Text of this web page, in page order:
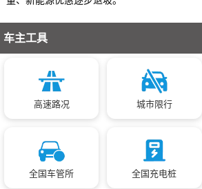
车主工具
高速路况 城市限行
全国车管所 全国充电桩